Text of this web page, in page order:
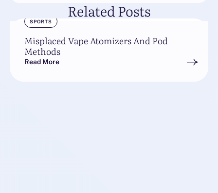
Related Posts
SPORTS
Misplaced Vape Atomizers And Pod
Methods
Read More